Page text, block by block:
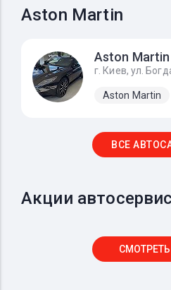
Aston Martin
Aston Martin
г. Киев, ул.
Aston Martin
ВСЕ
Акции